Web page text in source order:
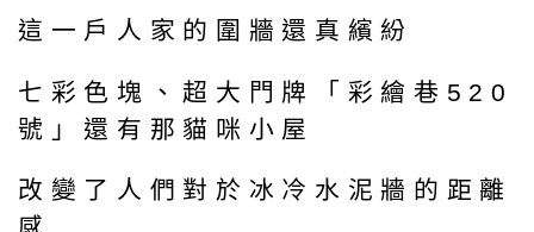
這一戶人家的圍牆還真繽紛
七彩色塊、超大門牌「彩繪巷520
號」還有那貓咪小屋
改變了人們對於冰冷水泥牆的距離